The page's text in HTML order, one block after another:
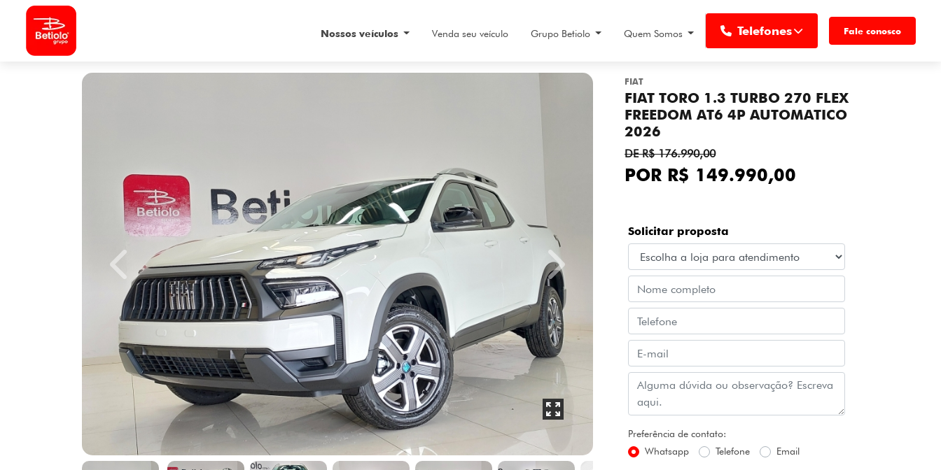
Nossos veículos Venda seu veículo Grupo Betiolo Quem Somos Fale conosco
Telefones
FIAT
FIAT TORO 1.3 TURBO 270 FLEX
FREEDOM AT6 4P AUTOMATICO
2026
DE R$ 176.990,00
POR R$ 149.990,00
Solicitar proposta
Preferência de contato:
Whatsapp
Telefone Email
Previous Next